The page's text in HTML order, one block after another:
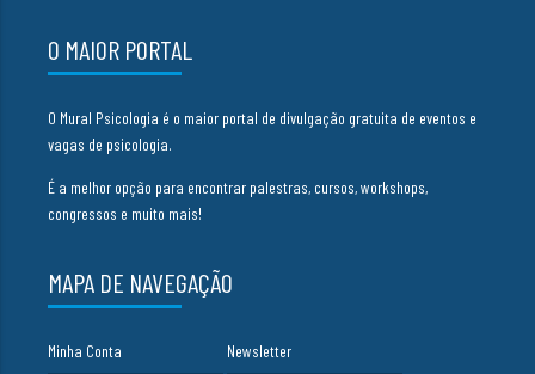
O MAIOR PORTAL
O Mural Psicologia é o maior portal de divulgação gratuita de eventos e
vagas de psicologia.
É a melhor opção para encontrar palestras, cursos, workshops,
congressos e muito mais!
MAPA DE NAVEGAÇÃO
Minha Conta Newsletter